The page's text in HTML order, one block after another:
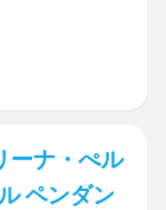
ナ・ぺル
ペンダン